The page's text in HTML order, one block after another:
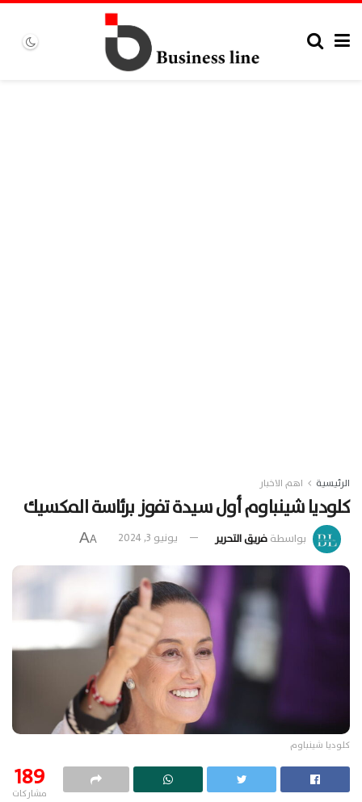
الرئيسية اهم الاخبار
كلوديا شينباوم أول سيدة تفوز برئاسة المكسيك
بواسطةفريق التحرير يونيو 3, 2024 A
A
كلوديا شينباوم
189
مشاركات